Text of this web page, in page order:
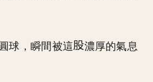
球，瞬間被這
濃厚的氣息